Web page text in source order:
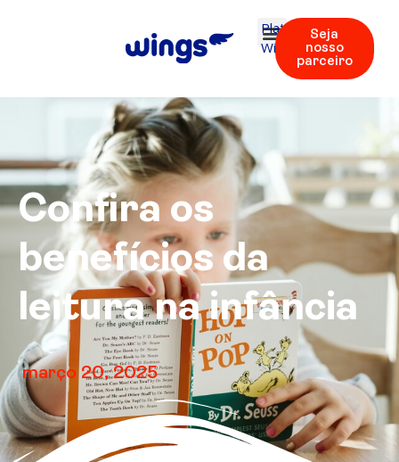
Plataforma
Wings
Seja
nosso
parceiro
Confira os
benefícios da
leitura na infância
março 20, 2025